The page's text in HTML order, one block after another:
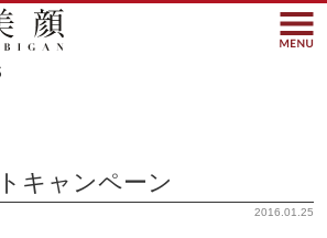
北原美顔- KITAHARA
キャンペーン
2016.01.25